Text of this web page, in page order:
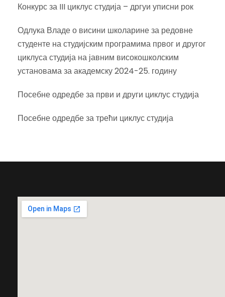
Конкурс за III циклус студија – дргуи уписни рок
Одлука Владе о висини школарине за редовне
студенте на студијским програмима првог и другог
циклуса студија на јавним високошколским
установама за академску 2024-25. годину
Посебне одредбе за први и други циклус студија
Посебне одредбе за трећи циклус студија